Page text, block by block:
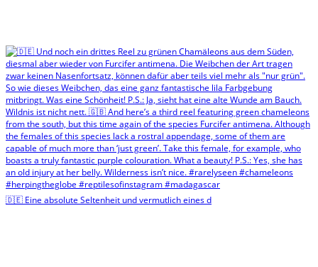
🇩🇪 Eine absolute Seltenheit und vermutlich eines d